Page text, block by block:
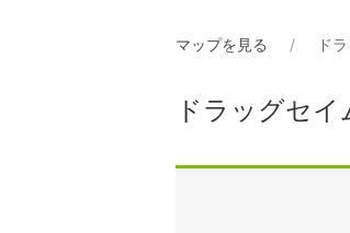
マップを見る ド
ドラッグセイ